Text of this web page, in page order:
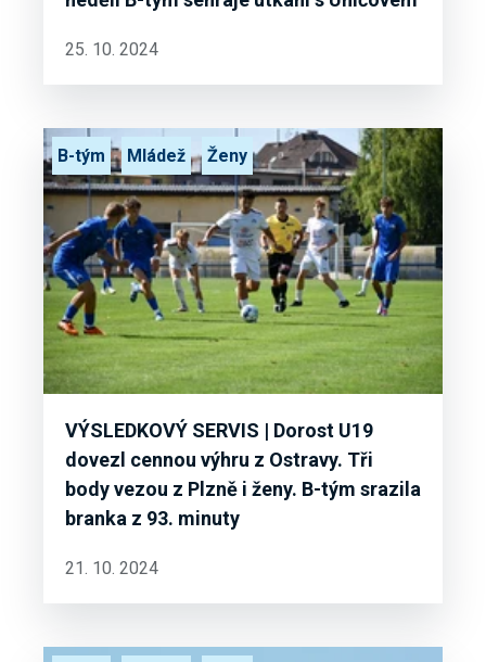
25. 10. 2024
VÝSLEDKOVÝ SERVIS | Dorost U19
dovezl cennou výhru z Ostravy. Tři
body vezou z Plzně i ženy. B-tým srazila
branka z 93. minuty
B-tým Mládež Ženy
21. 10. 2024